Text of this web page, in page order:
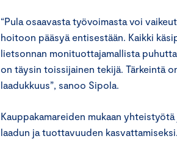
“Pula osaavasta työvoimasta voi
hoitoon pääsyä entisestään. Kaikki
lietsonnan monituottajamallista
on täysin toissijainen tekijä. Tärkeintä
laadukkuus”, sanoo Sipola.
Kauppakamareiden mukaan
laadun ja tuottavuuden kasvattamiseksi.